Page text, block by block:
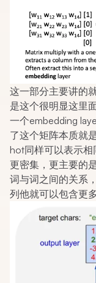
这一部分主要讲的
是这个很明显这里
一个embedding
了这个矩阵本质就
hot同样可以表示相
更密集，更主要的
词与词之间的关系
列他就可以包含更